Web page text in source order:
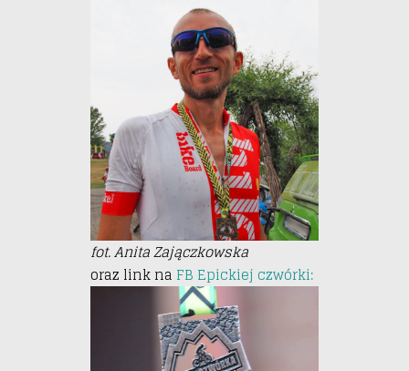
fot. Anita Zajączkowska
oraz link na FB Epickiej czwórki: